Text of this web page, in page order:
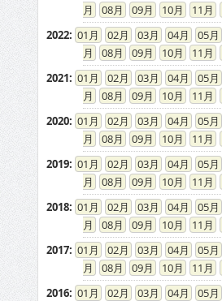
08
09 10 11
2022: 01 02 03 04 05
08
09 10 11
2021: 01 02 03 04 05
08
09 10 11
2020: 01 02 03 04 05
08
09 10 11
2019: 01 02 03 04 05
08
09 10 11
2018: 01 02 03 04 05
08
09 10 11
2017: 01 02 03 04 05
08
09 10 11
2016: 01 02 03 04 05